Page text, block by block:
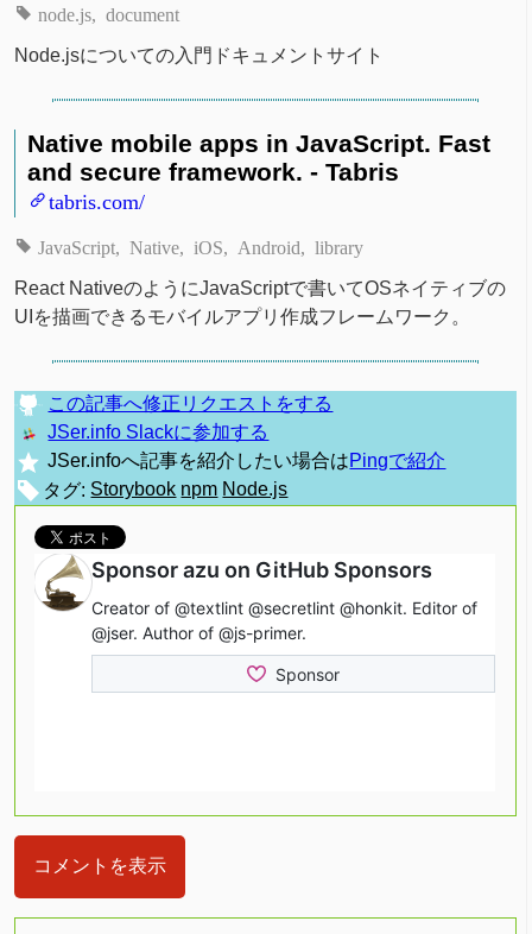
node.js document
Node.jsについての入門ドキュメントサイト
Native mobile apps in JavaScript. Fast
and secure framework. - Tabris
tabris.com/
JavaScript Native iOS Android library
React NativeのようにJavaScriptで書いてOSネイティブの
UIを描画できるモバイルアプリ作成フレームワーク。
この記事へ修正リクエストをする
JSer.info Slackに参加する
JSer.infoへ記事を紹介したい場合はPingで紹介
タグ: Storybook npm Node.js
コメントを表示